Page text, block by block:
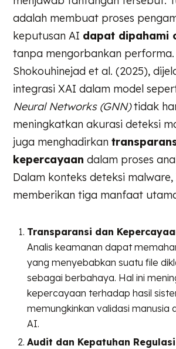
adalah membuat proses
keputusan AI dapat dipahami
tanpa mengorbankan
Shokouhinejad et al. (2025),
integrasi XAI dalam model
Neural Networks (GNN)tidak
meningkatkan akurasi deteksi
juga menghadirkan
kepercayaan dalam proses
Dalam konteks deteksi malware,
memberikan tiga manfaat
Transparansi dan
Analis keamanan dapat
yang menyebabkan suatu file
sebagai berbahaya. Hal ini
kepercayaan terhadap hasil
memungkinkan validasi manusia
AI.
Audit dan Kepatuhan Regulasi